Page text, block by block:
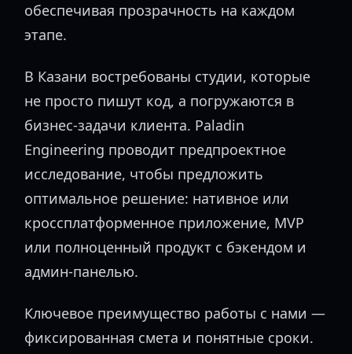
обеспечивая прозрачность на каждом
этапе.
В Казани востребованы студии, которые
не просто пишут код, а погружаются в
бизнес-задачи клиента. Paladin
Engineering проводит предпроектное
исследование, чтобы предложить
оптимальное решение: нативное или
кроссплатформенное приложение, MVP
или полноценный продукт с бэкендом и
админ-панелью.
Ключевое преимущество работы с нами —
фиксированная смета и понятные сроки.